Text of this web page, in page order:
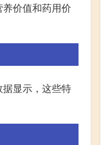
价值和药用价
显示，这些特